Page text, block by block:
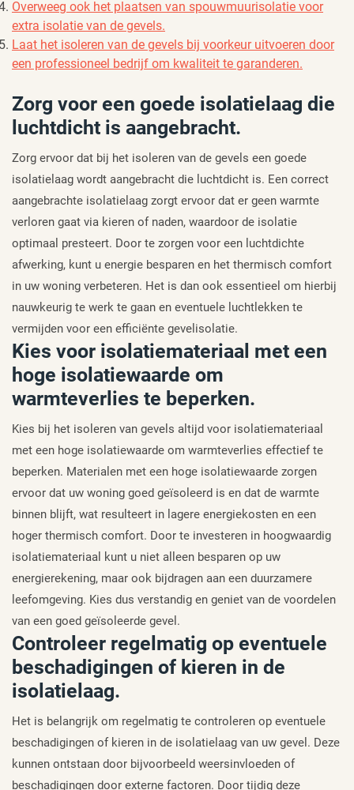
Overweeg ook het plaatsen van spouwmuurisolatie voor
extra isolatie van de gevels.
Laat het isoleren van de gevels bij voorkeur uitvoeren door
een professioneel bedrijf om kwaliteit te garanderen.
Zorg voor een goede isolatielaag die
luchtdicht is aangebracht.
Zorg ervoor dat bij het isoleren van de gevels een goede
isolatielaag wordt aangebracht die luchtdicht is. Een correct
aangebrachte isolatielaag zorgt ervoor dat er geen warmte
verloren gaat via kieren of naden, waardoor de isolatie
optimaal presteert. Door te zorgen voor een luchtdichte
afwerking, kunt u energie besparen en het thermisch comfort
in uw woning verbeteren. Het is dan ook essentieel om hierbij
nauwkeurig te werk te gaan en eventuele luchtlekken te
vermijden voor een efficiënte gevelisolatie.
Kies voor isolatiemateriaal met een
hoge isolatiewaarde om
warmteverlies te beperken.
Kies bij het isoleren van gevels altijd voor isolatiemateriaal
met een hoge isolatiewaarde om warmteverlies effectief te
beperken. Materialen met een hoge isolatiewaarde zorgen
ervoor dat uw woning goed geïsoleerd is en dat de warmte
binnen blijft, wat resulteert in lagere energiekosten en een
hoger thermisch comfort. Door te investeren in hoogwaardig
isolatiemateriaal kunt u niet alleen besparen op uw
energierekening, maar ook bijdragen aan een duurzamere
leefomgeving. Kies dus verstandig en geniet van de voordelen
van een goed geïsoleerde gevel.
Controleer regelmatig op eventuele
beschadigingen of kieren in de
isolatielaag.
Het is belangrijk om regelmatig te controleren op eventuele
beschadigingen of kieren in de isolatielaag van uw gevel. Deze
kunnen ontstaan door bijvoorbeeld weersinvloeden of
beschadigingen door externe factoren. Door tijdig deze